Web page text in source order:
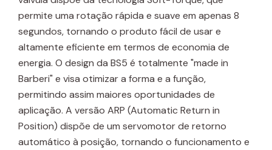
permite uma rotação rápida e suave em apenas 8
segundos, tornando o produto fácil de usar e
altamente eficiente em termos de economia de
energia. O design da BS5 é totalmente "made in
Barberi" e visa otimizar a forma e a função,
permitindo assim maiores oportunidades de
aplicação. A versão ARP (Automatic Return in
Position) dispõe de um servomotor de retorno
automático à posição, tornando o funcionamento e